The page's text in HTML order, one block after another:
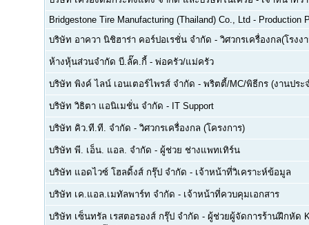
Bridgestone Tire Manufacturing (Thailand) Co., Ltd - Production
บริษัท อาควา นิชิฮาร่า คอร์ปอเรชั่น จำกัด - วิศวกรเครื่องกล(โรงง
ห้างหุ้นส่วนจำกัด บี.ลั๊ค.กี้ - พ่อครัว/แม่ครัว
บริษัท พิงค์ ไลน์ เอนเตอร์ไพรส์ จำกัด - พริตตี้/MC/พิธีกร (งานประ
บริษัท วิธิตา แอนิเมชั่น จำกัด - IT Support
บริษัท คิว.ที.ที. จำกัด - วิศวกรเครื่องกล (โครงการ)
บริษัท พี. เอ็น. แอล. จำกัด - ผู้ช่วย ช่างแพทเทิร์น
บริษัท แอดไวซ์ โฮลดิ้งส์ กรุ๊ป จำกัด - เจ้าหน้าที่วิเคราะห์ข้อมูล
บริษัท เค.แอล.เมทัลพาร์ท จำกัด - เจ้าหน้าที่ควบคุมเอกสาร
บริษัท เซ็นทรัล เรสตอรองส์ กรุ๊ป จำกัด - ผู้ช่วยผู้จัดการร้านฝึกหัด